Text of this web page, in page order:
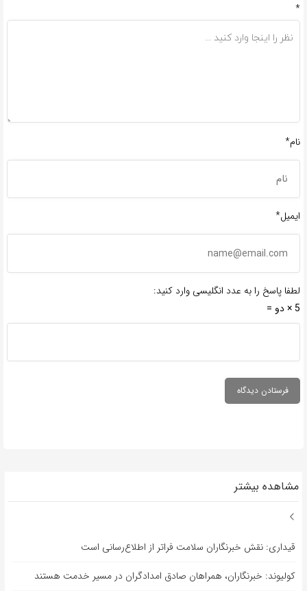
*
نام*
ایمیل*
لطفا پاسخ را به عدد انگلیسی وارد کنید:
5 × دو =
مشاهده بیشتر
قیداری: نقش خبرنگاران سلامت فراتر از اطلاع‌رسانی است
کولیوند: خبرنگاران، همراهان صادق امدادگران در مسیر خدمت هستند